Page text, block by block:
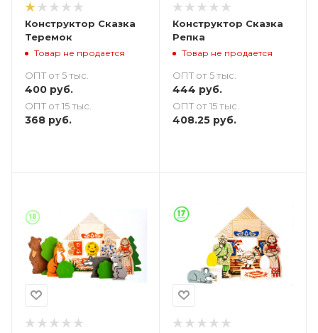
Конструктор Сказка
Теремок
Товар не продается
ОПТ от 5 тыс.
400 руб.
ОПТ от 15 тыс.
368 руб.
Конструктор Сказка
Репка
Товар не продается
ОПТ от 5 тыс.
444 руб.
ОПТ от 15 тыс.
408.25руб.